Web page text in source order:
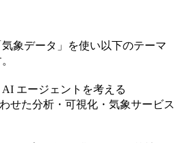
象データ」を使い以下のテーマ
エージェントを考える
せた分析・可視化・気象サービス